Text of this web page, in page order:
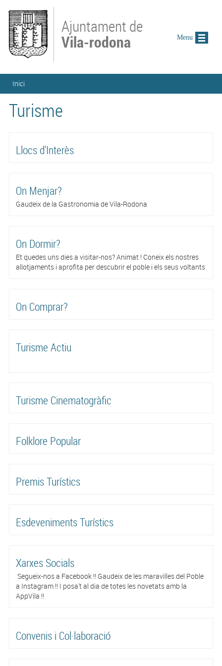
Ajuntament de
Vila-rodona
Esteu aquí
Inici
Turisme
Llocs d'Interès
On Menjar?
Gaudeix de la Gastronomia de Vila-Rodona
On Dormir?
Et quedes uns dies a visitar-nos? Animat ! Coneix els nostres
allotjaments i aprofita per descubrir el poble i els seus voltants
On Comprar?
Turisme Actiu
Turisme Cinematogràfic
Folklore Popular
Premis Turístics
Esdeveniments Turístics
Xarxes Socials
Segueix-nos a Facebook !! Gaudeix de les maravilles del Poble
a Instagram !! I posa't al dia de totes les novetats amb la
AppVila !!
Convenis i Col·laboració
Menu